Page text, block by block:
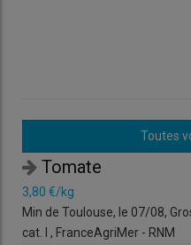
Mikaël Delmas à gauche et
concept de Quideos en 2024
© Quideos
Toutes
Tomate
3,80 €/kg
Min de Toulouse, le 07/08,
cat. I , FranceAgriMer - RNM